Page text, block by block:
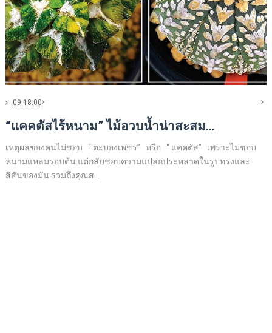
09:18:00
“แคคตัสไร้หนาม” ไม้อวบน้ำน่าสะสม...
เหตุผลของคนไม่ชอบ “ ตะบองเพชร” หรือ “ แคคตัส” เพราะไม่ชอบ
หนามแหลมรอบต้น แต่กลับชอบความแปลกประหลาดในรูปทรงและ
สีสันของมัน รวมถึงคุณส...